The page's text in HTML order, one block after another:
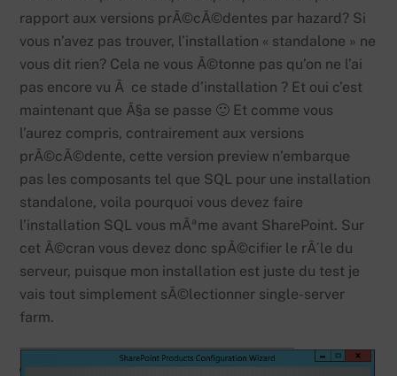
rapport aux versions prÃ©cÃ©dentes par hazard? Si
vous n’avez pas trouver, l’installation « standalone » ne
vous dit rien? Cela ne vous Ã©tonne pas qu’on ne l’ai
pas encore vu Ã ce stade d’installation ? Et oui c’est
maintenant que Ã§a se passe 🙂 Et comme vous
l’aurez compris, contrairement aux versions
prÃ©cÃ©dente, cette version preview n’embarque
pas les composants tel que SQL pour une installation
standalone, voila pourquoi vous devez faire
l’installation SQL vous mÃªme avant SharePoint. Sur
cet Ã©cran vous devez donc spÃ©cifier le rÃ´le du
serveur, puisque mon installation est juste du test je
vais tout simplement sÃ©lectionner single-server
farm.